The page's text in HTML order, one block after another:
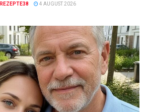
REZEPTE38 4 AUGUST 2026